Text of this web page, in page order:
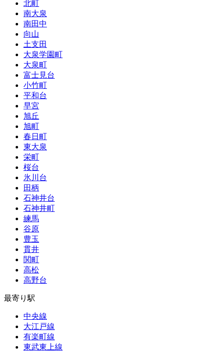
北町
南大泉
南田中
向山
土支田
大泉学園町
大泉町
富士見台
小竹町
平和台
早宮
旭丘
旭町
春日町
東大泉
栄町
桜台
氷川台
田柄
石神井台
石神井町
練馬
谷原
豊玉
貫井
関町
高松
高野台
最寄り駅
中央線
大江戸線
有楽町線
東武東上線